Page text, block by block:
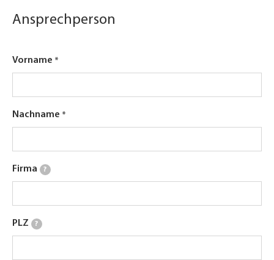
Ansprechperson
Vorname
Nachname
Firma ?
PLZ ?